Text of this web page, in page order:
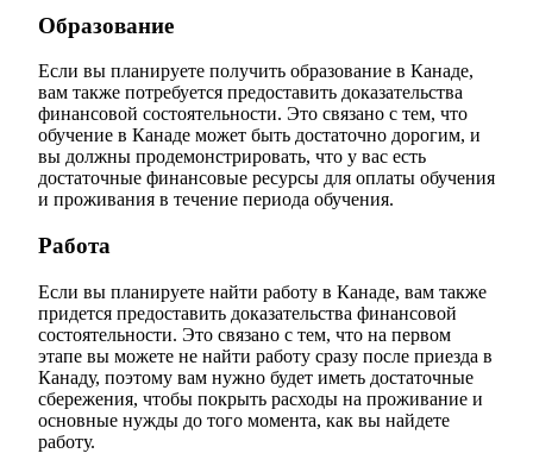
Образование
Если вы планируете получить образование в Канаде,
вам также потребуется предоставить доказательства
финансовой состоятельности. Это связано с тем, что
обучение в Канаде может быть достаточно дорогим, и
вы должны продемонстрировать, что у вас есть
достаточные финансовые ресурсы для оплаты обучения
и проживания в течение периода обучения.
Работа
Если вы планируете найти работу в Канаде, вам также
придется предоставить доказательства финансовой
состоятельности. Это связано с тем, что на первом
этапе вы можете не найти работу сразу после приезда в
Канаду, поэтому вам нужно будет иметь достаточные
сбережения, чтобы покрыть расходы на проживание и
основные нужды до того момента, как вы найдете
работу.